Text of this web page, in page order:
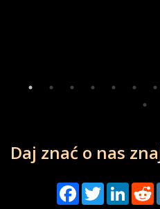
Daj znać o nas
Facebook
Twitter